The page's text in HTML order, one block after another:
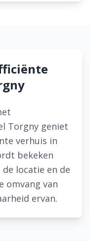
Torgny geniet
verhuis in
bekeken
locatie en de
omvang van
ervan.